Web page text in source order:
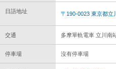
日語地址 〒190-0023 東京都立
交通 多摩單軌電車 立川南
停車場 沒有停車場